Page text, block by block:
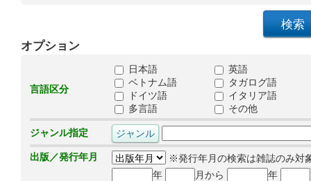
オプション
言語区分
日本語
英語
ベトナム語
タガログ語
ドイツ語
イタリア語
多言語
その他
ジャンル指定
出版／発行年月
※発行年月の検索は雑誌のみ対
年
月から 年